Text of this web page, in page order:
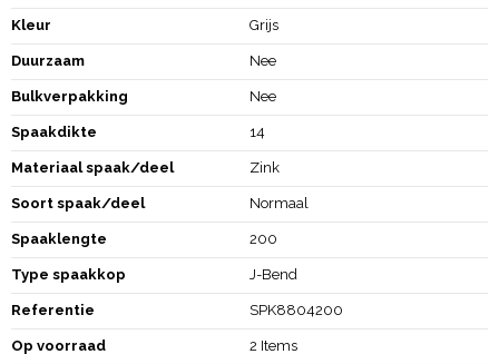
Kleur Grijs
Duurzaam Nee
Bulkverpakking Nee
Spaakdikte 14
Materiaal spaak/deel Zink
Soort spaak/deel Normaal
Spaaklengte 200
Type spaakkop J-Bend
Referentie SPK8804200
Op voorraad 2 Items